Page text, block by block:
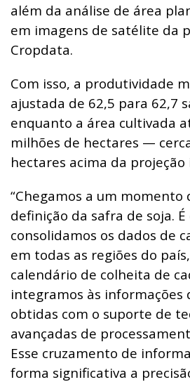
além da análise de área
em imagens de satélite da
Cropdata.
Com isso, a produtividade
ajustada de 62,5 para 62,7
enquanto a área cultivada
milhões de hectares —
hectares acima da projeção
“Chegamos a um momento
definição da safra de soja.
consolidamos os dados de
em todas as regiões do
calendário de colheita de
integramos às informações
obtidas com o suporte de
avançadas de
Esse cruzamento de
forma significativa a